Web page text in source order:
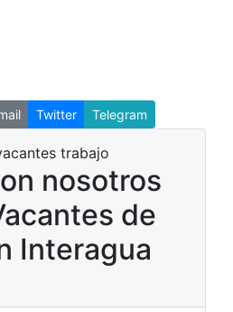
Twitter Telegram
nosotros
de
Interagua